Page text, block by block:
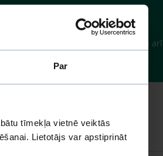
Par
tīmekļa vietnē veiktās
Lietotājs var apstiprināt
neonus. Tie ir pietiekoši ātri. Varētu arī